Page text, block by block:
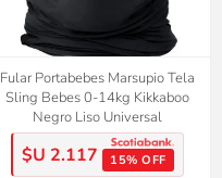
Fular Portabebes Marsupio Tela
Sling Bebes 0-14kg Kikkaboo
Negro Liso Universal
$U 2.117 15% OFF